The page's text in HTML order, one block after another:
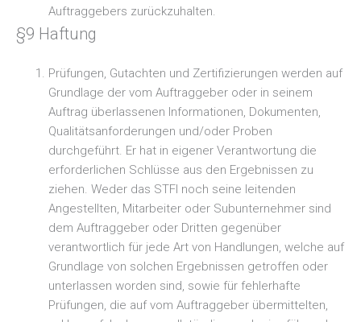
Auftraggebers zurückzuhalten.
§9 Haftung
Prüfungen, Gutachten und Zertifizierungen werden auf
Grundlage der vom Auftraggeber oder in seinem
Auftrag überlassenen Informationen, Dokumenten,
Qualitätsanforderungen und/oder Proben
durchgeführt. Er hat in eigener Verantwortung die
erforderlichen Schlüsse aus den Ergebnissen zu
ziehen. Weder das STFI noch seine leitenden
Angestellten, Mitarbeiter oder Subunternehmer sind
dem Auftraggeber oder Dritten gegenüber
verantwortlich für jede Art von Handlungen, welche auf
Grundlage von solchen Ergebnissen getroffen oder
unterlassen worden sind, sowie für fehlerhafte
Prüfungen, die auf vom Auftraggeber übermittelten,